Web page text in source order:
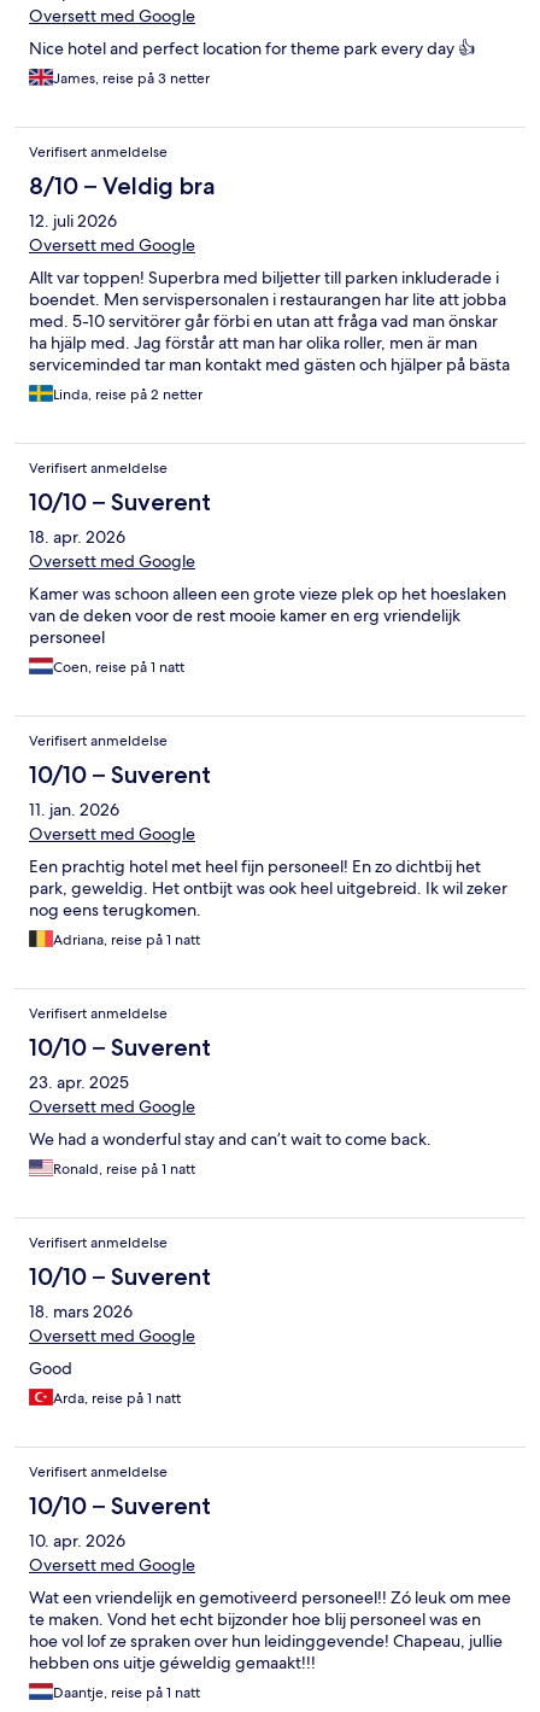
Oversett med Google
Nice hotel and perfect location for theme park every day 👍
James, reise på 3 netter
Verifisert anmeldelse
8/10 – Veldig bra
12. juli 2026
Oversett med Google
Allt var toppen! Superbra med biljetter till parken inkluderade i
boendet. Men servispersonalen i restaurangen har lite att jobba
med. 5-10 servitörer går förbi en utan att fråga vad man önskar
ha hjälp med. Jag förstår att man har olika roller, men är man
serviceminded tar man kontakt med gästen och hjälper på bästa
sätt. Köket får dock toppbetyg för sina pommes frites.
Linda, reise på 2 netter
Verifisert anmeldelse
10/10 – Suverent
18. apr. 2026
Oversett med Google
Kamer was schoon alleen een grote vieze plek op het hoeslaken
van de deken voor de rest mooie kamer en erg vriendelijk
personeel
Coen, reise på 1 natt
Verifisert anmeldelse
10/10 – Suverent
11. jan. 2026
Oversett med Google
Een prachtig hotel met heel fijn personeel! En zo dichtbij het
park, geweldig. Het ontbijt was ook heel uitgebreid. Ik wil zeker
nog eens terugkomen.
Adriana, reise på 1 natt
Verifisert anmeldelse
10/10 – Suverent
23. apr. 2025
Oversett med Google
We had a wonderful stay and can’t wait to come back.
Ronald, reise på 1 natt
Verifisert anmeldelse
10/10 – Suverent
18. mars 2026
Oversett med Google
Good
Arda, reise på 1 natt
Verifisert anmeldelse
10/10 – Suverent
10. apr. 2026
Oversett med Google
Wat een vriendelijk en gemotiveerd personeel!! Zó leuk om mee
te maken. Vond het echt bijzonder hoe blij personeel was en
hoe vol lof ze spraken over hun leidinggevende! Chapeau, jullie
hebben ons uitje géweldig gemaakt!!!
Daantje, reise på 1 natt